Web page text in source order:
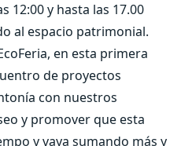
12:00 y hasta las 17.00
al espacio patrimonial.
en esta primera
de proyectos
con nuestros
y promover que esta
y vaya sumando más y